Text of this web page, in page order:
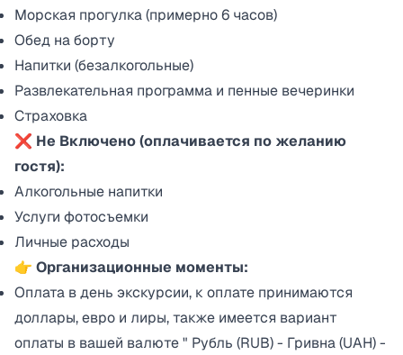
Морская прогулка (примерно 6 часов)
Обед на борту
Напитки (безалкогольные)
Развлекательная программа и пенные вечеринки
Страховка
❌ Hе Включено (оплачивается по желанию
гостя):
Алкогольные напитки
Услуги фотосъемки
Личные расходы
👉 Организационные моменты:
Оплата в день экскурсии, к оплате принимаются
доллары, евро и лиры, также имеется вариант
оплаты в вашей валюте " Рубль (RUB) - Гривна (UAH) -